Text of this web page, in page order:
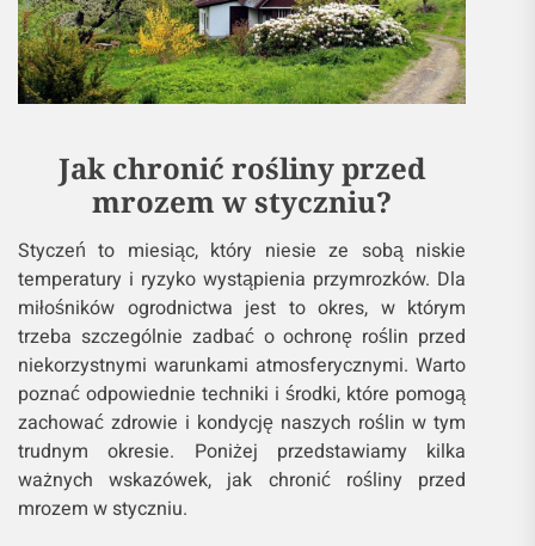
Jak chronić rośliny przed
mrozem w styczniu?
Styczeń to miesiąc, który niesie ze sobą niskie
temperatury i ryzyko wystąpienia przymrozków. Dla
miłośników ogrodnictwa jest to okres, w którym
trzeba szczególnie zadbać o ochronę roślin przed
niekorzystnymi warunkami atmosferycznymi. Warto
poznać odpowiednie techniki i środki, które pomogą
zachować zdrowie i kondycję naszych roślin w tym
trudnym okresie. Poniżej przedstawiamy kilka
ważnych wskazówek, jak chronić rośliny przed
mrozem w styczniu.